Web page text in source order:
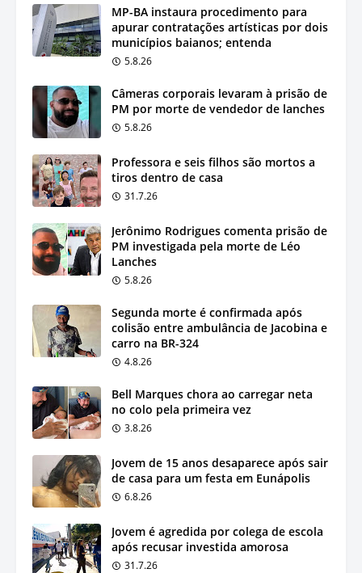
MP-BA instaura procedimento para
apurar contratações artísticas por dois
municípios baianos; entenda
5.8.26
Câmeras corporais levaram à prisão de
PM por morte de vendedor de lanches
5.8.26
Professora e seis filhos são mortos a
tiros dentro de casa
31.7.26
Jerônimo Rodrigues comenta prisão de
PM investigada pela morte de Léo
Lanches
5.8.26
Segunda morte é confirmada após
colisão entre ambulância de Jacobina e
carro na BR-324
4.8.26
Bell Marques chora ao carregar neta
no colo pela primeira vez
3.8.26
Jovem de 15 anos desaparece após sair
de casa para um festa em Eunápolis
6.8.26
Jovem é agredida por colega de escola
após recusar investida amorosa
31.7.26